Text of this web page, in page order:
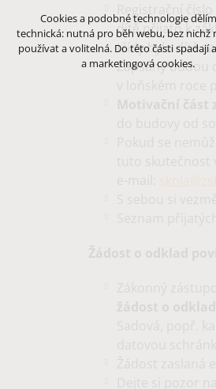
Registrační
dítě přijato k
třídy bylo dítě
Zapsány budou
v loňském
Pokud se
tuto
S sebou si
Seznam
Žádost o odklad
Sadová, popř.
Žádost
Dejte si pozor
ODMÍTNOUT VŠE
Cookies a podobné technologie
technická: nutná pro běh webu, bez nichž
používat a volitelná. Do této části spadají
a marketingová cookies.